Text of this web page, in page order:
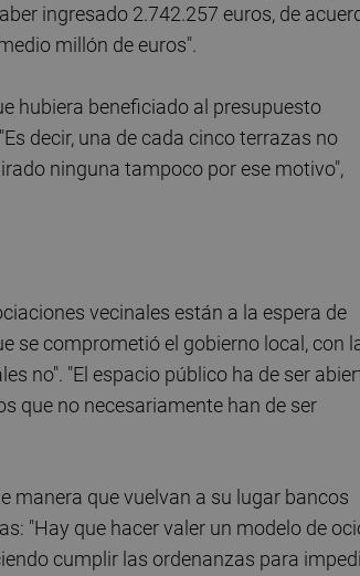
ingresado 2.742.257 euros, de
millón de euros".
hubiera beneficiado al presupuesto
decir, una de cada cinco terrazas no
ninguna tampoco por ese motivo",
vecinales están a la espera de
se comprometió el gobierno local, con
no". "El espacio público ha de ser
que no necesariamente han de ser
manera que vuelvan a su lugar bancos
"Hay que hacer valer un modelo de
cumplir las ordenanzas para